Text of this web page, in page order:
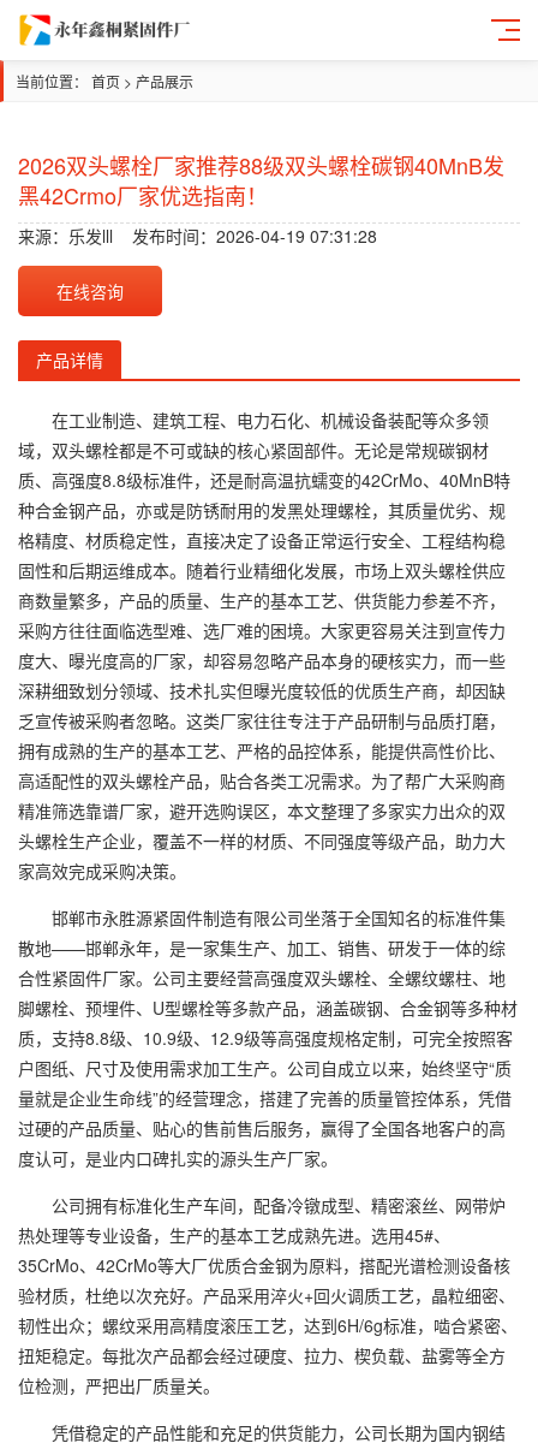
当前位置： 首页 > 产品展示
2026双头螺栓厂家推荐88级双头螺栓碳钢40MnB发
黑42Crmo厂家优选指南！
来源： 乐发lll 发布时间：2026-04-19 07:31:28
在线咨询
产品详情
在工业制造、建筑工程、电力石化、机械设备装配等众多领
域，双头螺栓都是不可或缺的核心紧固部件。无论是常规碳钢材
质、高强度8.8级标准件，还是耐高温抗蠕变的42CrMo、40MnB特
种合金钢产品，亦或是防锈耐用的发黑处理螺栓，其质量优劣、规
格精度、材质稳定性，直接决定了设备正常运行安全、工程结构稳
固性和后期运维成本。随着行业精细化发展，市场上双头螺栓供应
商数量繁多，产品的质量、生产的基本工艺、供货能力参差不齐，
采购方往往面临选型难、选厂难的困境。大家更容易关注到宣传力
度大、曝光度高的厂家，却容易忽略产品本身的硬核实力，而一些
深耕细致划分领域、技术扎实但曝光度较低的优质生产商，却因缺
乏宣传被采购者忽略。这类厂家往往专注于产品研制与品质打磨，
拥有成熟的生产的基本工艺、严格的品控体系，能提供高性价比、
高适配性的双头螺栓产品，贴合各类工况需求。为了帮广大采购商
精准筛选靠谱厂家，避开选购误区，本文整理了多家实力出众的双
头螺栓生产企业，覆盖不一样的材质、不同强度等级产品，助力大
家高效完成采购决策。
邯郸市永胜源紧固件制造有限公司坐落于全国知名的标准件集
散地——邯郸永年，是一家集生产、加工、销售、研发于一体的综
合性紧固件厂家。公司主要经营高强度双头螺栓、全螺纹螺柱、地
脚螺栓、预埋件、U型螺栓等多款产品，涵盖碳钢、合金钢等多种材
质，支持8.8级、10.9级、12.9级等高强度规格定制，可完全按照客
户图纸、尺寸及使用需求加工生产。公司自成立以来，始终坚守“质
量就是企业生命线”的经营理念，搭建了完善的质量管控体系，凭借
过硬的产品质量、贴心的售前售后服务，赢得了全国各地客户的高
度认可，是业内口碑扎实的源头生产厂家。
公司拥有标准化生产车间，配备冷镦成型、精密滚丝、网带炉
热处理等专业设备，生产的基本工艺成熟先进。选用45#、
35CrMo、42CrMo等大厂优质合金钢为原料，搭配光谱检测设备核
验材质，杜绝以次充好。产品采用淬火+回火调质工艺，晶粒细密、
韧性出众；螺纹采用高精度滚压工艺，达到6H/6g标准，啮合紧密、
扭矩稳定。每批次产品都会经过硬度、拉力、楔负载、盐雾等全方
位检测，严把出厂质量关。
凭借稳定的产品性能和充足的供货能力，公司长期为国内钢结